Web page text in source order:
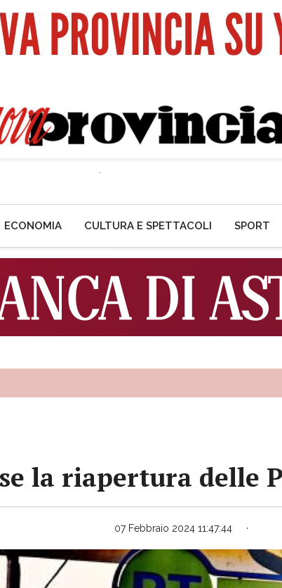
ECONOMIA CULTURA E SPETTACOLI SPORT
la riapertura delle
07 Febbraio 2024 11:47:44